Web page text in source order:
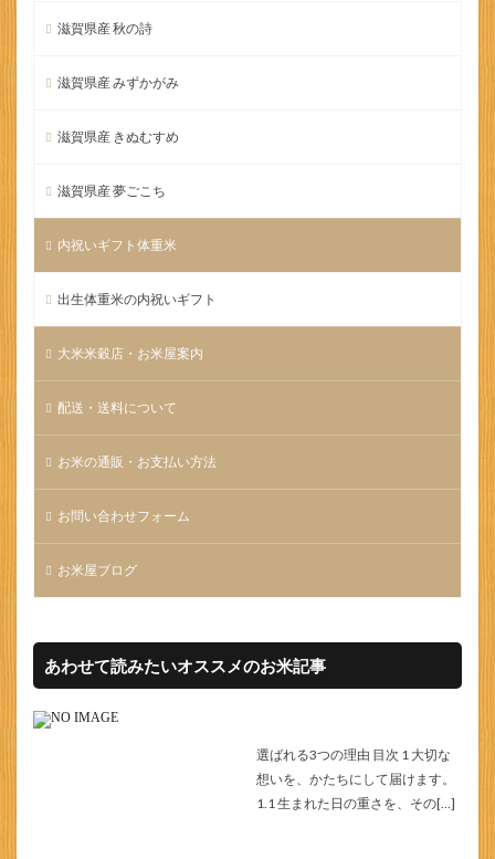
滋賀県産 秋の詩
滋賀県産 みずかがみ
滋賀県産 きぬむすめ
滋賀県産 夢ごこち
内祝いギフト体重米
出生体重米の内祝いギフト
大米米穀店・お米屋案内
配送・送料について
お米の通販・お支払い方法
お問い合わせフォーム
お米屋ブログ
あわせて読みたいオススメのお米記事
選ばれる3つの理由 目次 1 大切な
想いを、かたちにして届けます。
1.1 生まれた日の重さを、その[…]